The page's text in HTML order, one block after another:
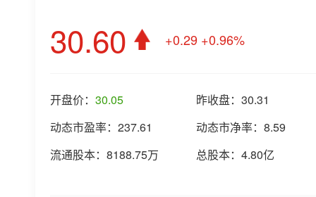
30.60 +0.29 +0.96%
开盘价： 30.05 昨收盘： 30.31
动态市盈率： 237.61 动态市净率： 8.59
流通股本： 8188.75万 总股本： 4.80亿